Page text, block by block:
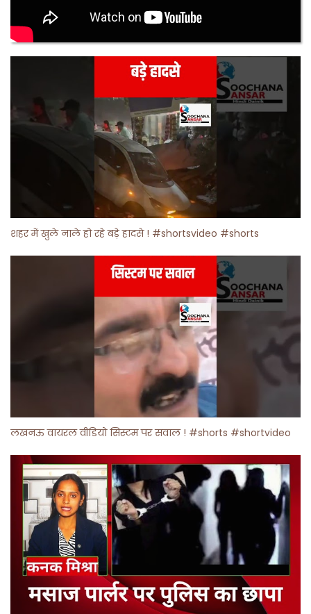
शहर में खुले नाले हो रहे बड़े हादसे ! #shortsvideo #shorts
लखनऊ वायरल वीडियो सिस्टम पर सवाल ! #shorts #shortvideo